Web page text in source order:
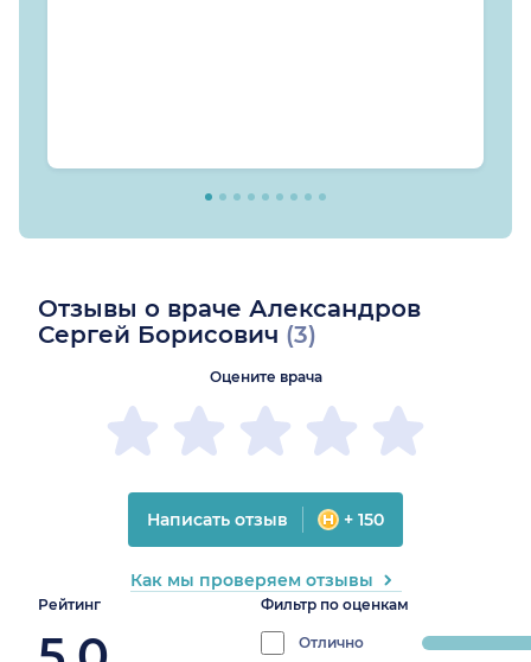
Отзывы о враче Александров
Сергей Борисович (3)
Рейтинг Фильтр по оценкам
Отлично progress:
Оцените врача
Написать отзыв + 150
Как мы проверяем отзывы